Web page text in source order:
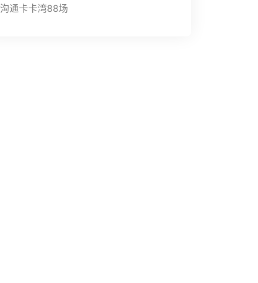
沟通卡卡湾88场